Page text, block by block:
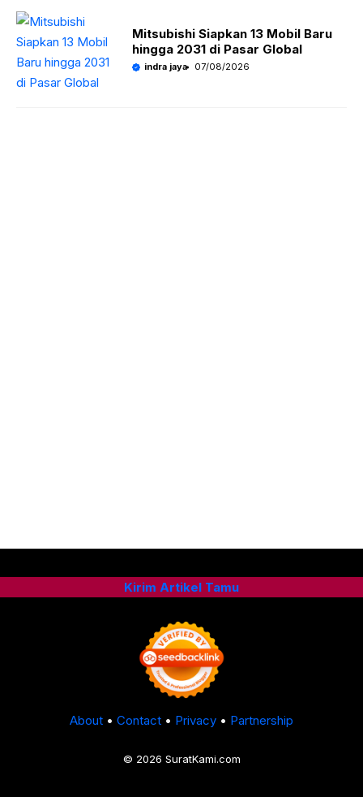
Mitsubishi Siapkan 13 Mobil Baru
hingga 2031 di Pasar Global
indra jaya 07/08/2026
Kirim Artikel Tamu
About • Contact • Privacy • Partnership
© 2026 SuratKami.com